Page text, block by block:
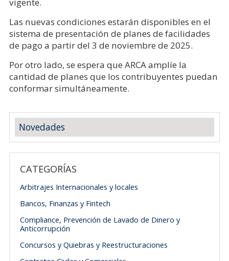
Las nuevas condiciones estarán disponibles en el
sistema de presentación de planes de facilidades
de pago a partir del 3 de noviembre de 2025.
Por otro lado, se espera que ARCA amplíe la
cantidad de planes que los contribuyentes puedan
conformar simultáneamente.
Novedades
CATEGORÍAS
Arbitrajes Internacionales y locales
Bancos, Finanzas y Fintech
Compliance, Prevención de Lavado de Dinero y
Anticorrupción
Concursos y Quiebras y Reestructuraciones